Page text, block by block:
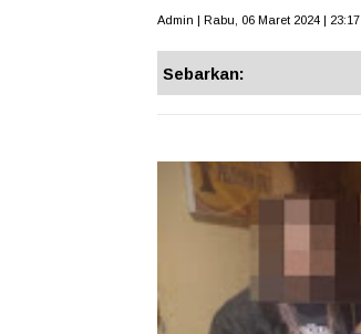
Admin | Rabu, 06 Maret 2024 | 23:17
Sebarkan: